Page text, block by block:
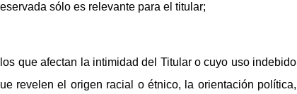
sólo es relevante para el titular;
que afectan la intimidad del Titular o cuyo uso indebido
revelen el origen racial o étnico, la orientación política,